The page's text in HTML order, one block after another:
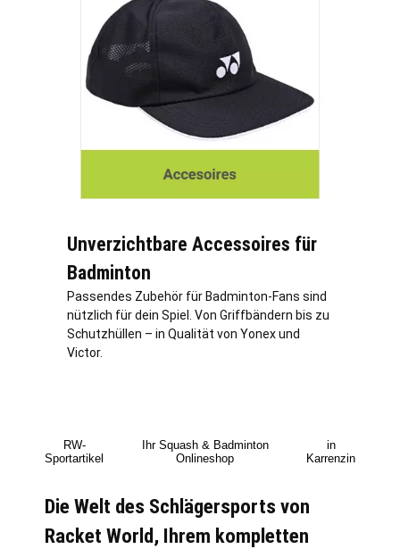
Unverzichtbare Accessoires für
Badminton
Passendes Zubehör für Badminton-Fans sind
nützlich für dein Spiel. Von Griffbändern bis zu
Schutzhüllen – in Qualität von Yonex und
Victor.
RW-
Sportartikel
Ihr Squash & Badminton
Onlineshop
in
Karrenzin
Die Welt des Schlägersports von
Racket World, Ihrem kompletten